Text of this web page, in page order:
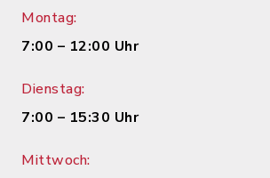
Montag:
7:00 – 12:00 Uhr
Dienstag:
7:00 – 15:30 Uhr
Mittwoch: